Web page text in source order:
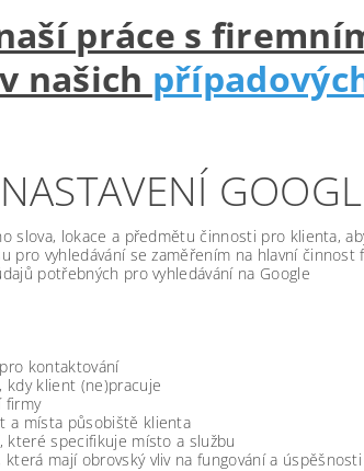
práce s
našich
slova, lokace a předmětu činnosti pro klienta,
pro vyhledávání se zaměřením na hlavní činnost
potřebných pro vyhledávání na Google
kontaktování
kdy klient (ne)pracuje
firmy
a místa působiště klienta
které specifikuje místo a službu
mají obrovský vliv na fungování a